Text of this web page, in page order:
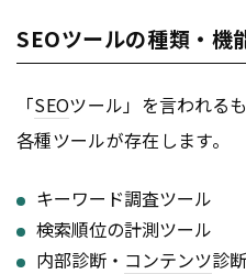
SEOツールの種類・機
「SEOツール」を言われる
各種ツールが存在します。
キーワード調査ツール
検索順位の計測ツール
内部診断・ コンテンツ診